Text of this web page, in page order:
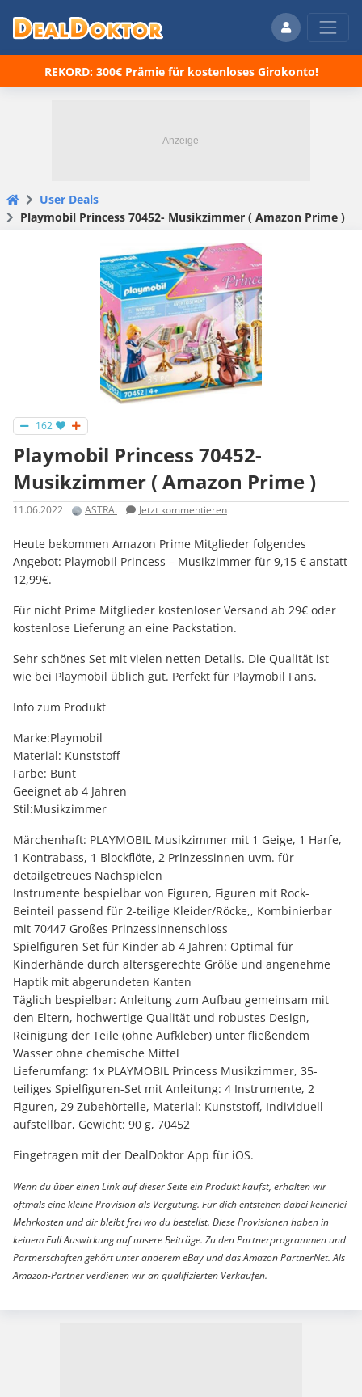
REKORD: 300€ Prämie für kostenloses Girokonto!
User Deals
Playmobil Princess 70452- Musikzimmer ( Amazon Prime )
162
Playmobil Princess 70452-
Musikzimmer ( Amazon Prime )
11.06.2022 ASTRA. Jetzt kommentieren
Heute bekommen Amazon Prime Mitglieder folgendes
Angebot: Playmobil Princess – Musikzimmer für 9,15 € anstatt
12,99€.
Für nicht Prime Mitglieder kostenloser Versand ab 29€ oder
kostenlose Lieferung an eine Packstation.
Sehr schönes Set mit vielen netten Details. Die Qualität ist
wie bei Playmobil üblich gut. Perfekt für Playmobil Fans.
Info zum Produkt
Marke:Playmobil
Material: Kunststoff
Farbe: Bunt
Geeignet ab 4 Jahren
Stil:Musikzimmer
Märchenhaft: PLAYMOBIL Musikzimmer mit 1 Geige, 1 Harfe,
1 Kontrabass, 1 Blockflöte, 2 Prinzessinnen uvm. für
detailgetreues Nachspielen
Instrumente bespielbar von Figuren, Figuren mit Rock-
Beinteil passend für 2-teilige Kleider/Röcke,, Kombinierbar
mit 70447 Großes Prinzessinnenschloss
Spielfiguren-Set für Kinder ab 4 Jahren: Optimal für
Kinderhände durch altersgerechte Größe und angenehme
Haptik mit abgerundeten Kanten
Täglich bespielbar: Anleitung zum Aufbau gemeinsam mit
den Eltern, hochwertige Qualität und robustes Design,
Reinigung der Teile (ohne Aufkleber) unter fließendem
Wasser ohne chemische Mittel
Lieferumfang: 1x PLAYMOBIL Princess Musikzimmer, 35-
teiliges Spielfiguren-Set mit Anleitung: 4 Instrumente, 2
Figuren, 29 Zubehörteile, Material: Kunststoff, Individuell
aufstellbar, Gewicht: 90 g, 70452
Eingetragen mit der DealDoktor App für iOS.
Wenn du über einen Link auf dieser Seite ein Produkt kaufst, erhalten wir
oftmals eine kleine Provision als Vergütung. Für dich entstehen dabei keinerlei
Mehrkosten und dir bleibt frei wo du bestellst. Diese Provisionen haben in
keinem Fall Auswirkung auf unsere Beiträge. Zu den Partnerprogrammen und
Partnerschaften gehört unter anderem eBay und das Amazon PartnerNet. Als
Amazon-Partner verdienen wir an qualifizierten Verkäufen.